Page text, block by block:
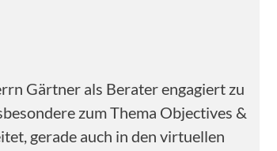
Gärtner als Berater engagiert zu
zum Thema Objectives &
gerade auch in den virtuellen